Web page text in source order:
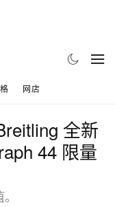
网店
全新
44 限量